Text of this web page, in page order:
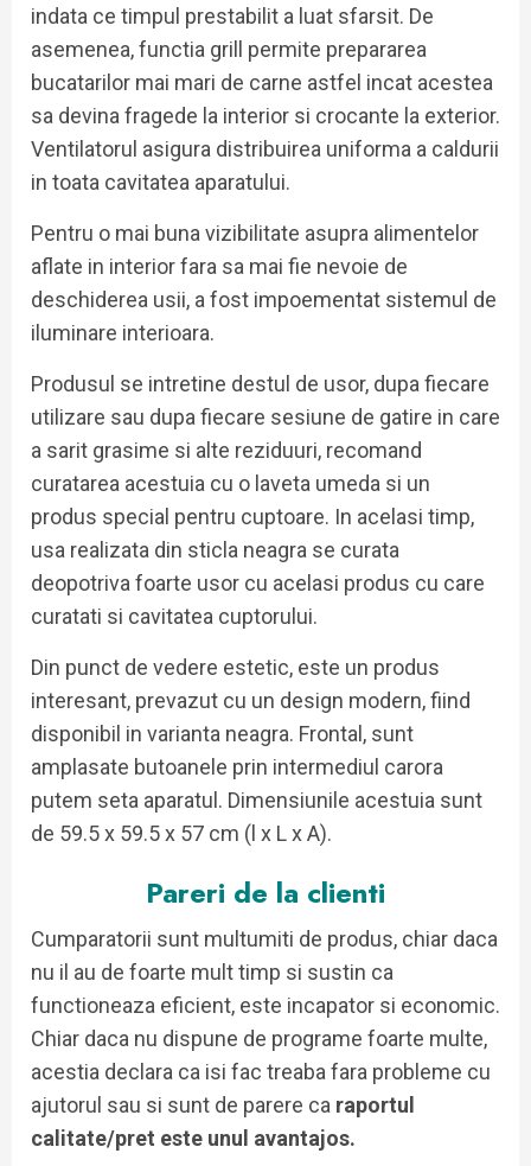
indata ce timpul prestabilit a luat sfarsit. De
asemenea, functia grill permite prepararea
bucatarilor mai mari de carne astfel incat acestea
sa devina fragede la interior si crocante la exterior.
Ventilatorul asigura distribuirea uniforma a caldurii
in toata cavitatea aparatului.
Pentru o mai buna vizibilitate asupra alimentelor
aflate in interior fara sa mai fie nevoie de
deschiderea usii, a fost impoementat sistemul de
iluminare interioara.
Produsul se intretine destul de usor, dupa fiecare
utilizare sau dupa fiecare sesiune de gatire in care
a sarit grasime si alte reziduuri, recomand
curatarea acestuia cu o laveta umeda si un
produs special pentru cuptoare. In acelasi timp,
usa realizata din sticla neagra se curata
deopotriva foarte usor cu acelasi produs cu care
curatati si cavitatea cuptorului.
Din punct de vedere estetic, este un produs
interesant, prevazut cu un design modern, fiind
disponibil in varianta neagra. Frontal, sunt
amplasate butoanele prin intermediul carora
putem seta aparatul. Dimensiunile acestuia sunt
de 59.5 x 59.5 x 57 cm (l x L x A).
Pareri de la clienti
Cumparatorii sunt multumiti de produs, chiar daca
nu il au de foarte mult timp si sustin ca
functioneaza eficient, este incapator si economic.
Chiar daca nu dispune de programe foarte multe,
acestia declara ca isi fac treaba fara probleme cu
ajutorul sau si sunt de parere ca raportul
calitate/pret este unul avantajos.